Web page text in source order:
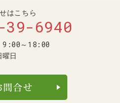
はこちら
39-6940
9:00～18:00
曜日